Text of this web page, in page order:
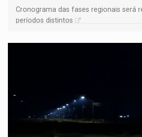
Cronograma das fases regionais será
períodos distintos